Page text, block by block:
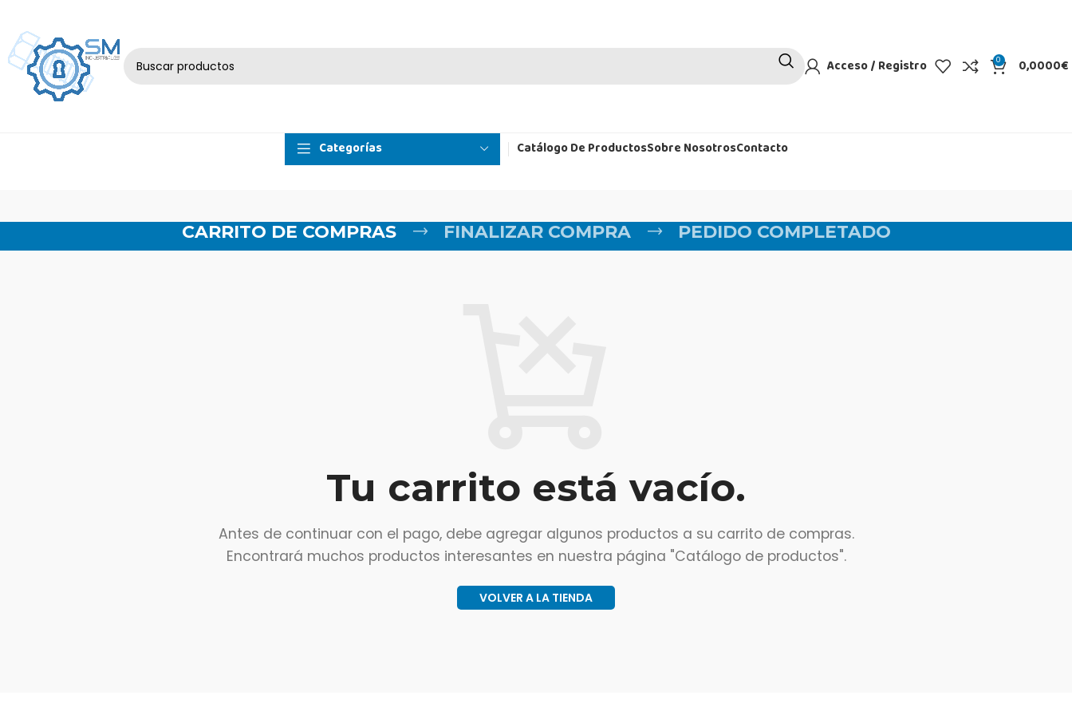
Acceso / Registro 0 0,0000€
Categorías Catálogo De ProductosSobre NosotrosContacto
CARRITO DE COMPRAS FINALIZAR COMPRA PEDIDO COMPLETADO
Tu carrito está vacío.
Antes de continuar con el pago, debe agregar algunos productos a su carrito de compras.
Encontrará muchos productos interesantes en nuestra página "Catálogo de productos".
VOLVER A LA TIENDA